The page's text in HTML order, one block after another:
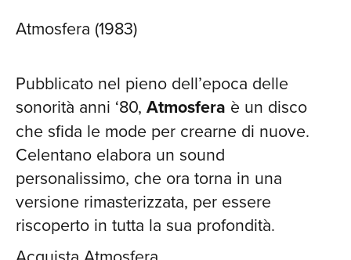
Atmosfera (1983)
Pubblicato nel pieno dell’epoca delle
sonorità anni ‘80, Atmosfera è un disco
che sfida le mode per crearne di nuove.
Celentano elabora un sound
personalissimo, che ora torna in una
versione rimasterizzata, per essere
riscoperto in tutta la sua profondità​.